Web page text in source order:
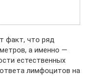
факт, что ряд
а именно —
естественных
лимфоцитов на